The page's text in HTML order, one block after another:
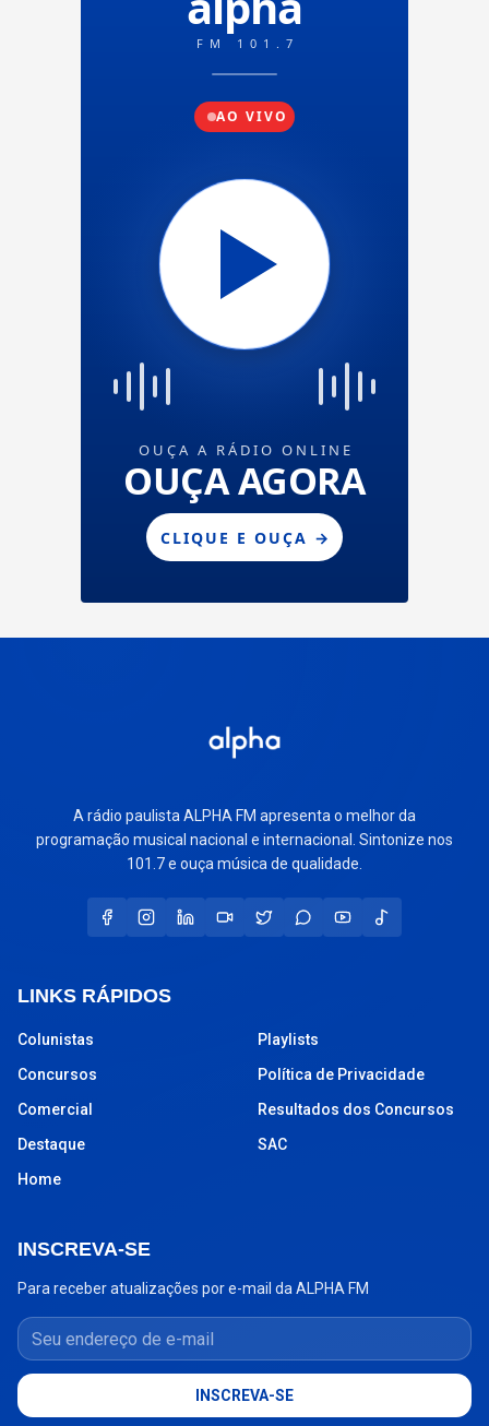
A rádio paulista ALPHA FM apresenta o melhor da
programação musical nacional e internacional. Sintonize nos
101.7 e ouça música de qualidade.
LINKS RÁPIDOS
Colunistas
Concursos
Comercial
Destaque
Home
Playlists
Política de Privacidade
Resultados dos Concursos
SAC
INSCREVA-SE
Para receber atualizações por e-mail da ALPHA FM
Seu endereço de e-mail
INSCREVA-SE